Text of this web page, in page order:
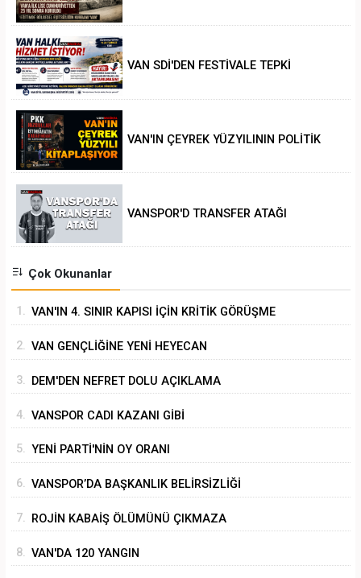
VAN SDİ'DEN FESTİVALE TEPKİ
VAN'IN ÇEYREK YÜZYILININ POLİTİK
VANSPOR'D TRANSFER ATAĞI
Çok Okunanlar
1. VAN'IN 4. SINIR KAPISI İÇİN KRİTİK GÖRÜŞME
2. VAN GENÇLİĞİNE YENİ HEYECAN
3. DEM'DEN NEFRET DOLU AÇIKLAMA
4. VANSPOR CADI KAZANI GİBİ
5. YENİ PARTİ'NİN OY ORANI
6. VANSPOR’DA BAŞKANLIK BELİRSİZLİĞİ
7. ROJİN KABAİŞ ÖLÜMÜNÜ ÇIKMAZA
8. VAN'DA 120 YANGIN